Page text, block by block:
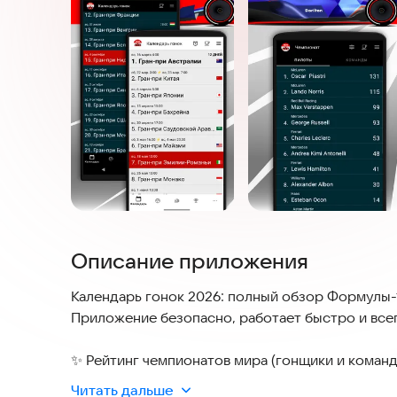
Описание приложения
Календарь гонок 2026: полный обзор
Приложение безопасно, работает быстро и
✨ Рейтинг чемпионатов мира (гонщики и
Читать дальше